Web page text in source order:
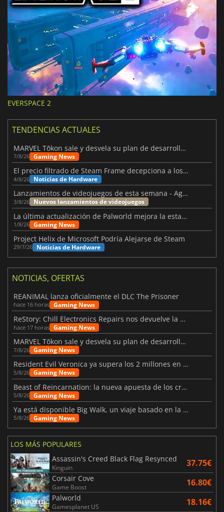
EVERSPACE 2
TENDENCIAS ACTUALES
MARVEL Tōkon sale y desvela su plan de desarrollo para el primer año
7/8/26 Gaming News
El precio filtrado de Steam Frame decepciona a los usuarios
4/8/26 Noticias de Hardware
Lanzamientos de videojuegos de esta semana - Agosto de 2026 (semana 32)
3/8/26 Nuevos lanzamientos de videojuegos
La última actualización de Palworld mejora la estabilidad
1/8/26 Gaming News
Project Helix de Microsoft Podría Alejarse de Steam
29/7/26 Noticias de Hardware
NOTICIAS, OFERTAS
REANIMAL lanza oficialmente el DLC The Prisoner
hace 16 horas Gaming News
ReStory: Chill Electronics Repairs nos devuelve la nostalgia de los 2000
hace 17 horas Gaming News
MARVEL Tōkon sale y desvela su plan de desarrollo para el primer año
7/8/26 Gaming News
Resident Evil Veronica ya supera los 2 millones en listas de deseados
5/8/26 Gaming News
Beast of Reincarnation: la nueva apuesta de los creadores de Pokémon
5/8/26 Gaming News
Ya está disponible Big Walk, un viaje basado en la amistad
5/8/26 Gaming News
LOS MÁS POPULARES
Assassin's Creed Black Flag Resynced
Kinguin 37.75€
Corsair Cove
Game Boost 16.80€
Palworld
Gamesplanet US 18.16€